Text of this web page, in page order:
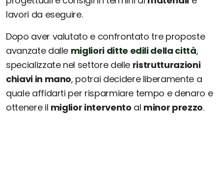
lavori da eseguire.
Dopo aver valutato e confrontato tre proposte
avanzate dalle migliori ditte edili della città,
specializzate nel settore delle ristrutturazioni
chiavi in mano, potrai decidere liberamente a
quale affidarti per risparmiare tempo e denaro e
ottenere il miglior intervento al minor prezzo.